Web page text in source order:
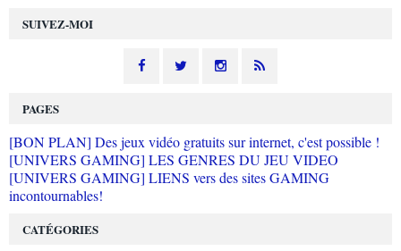
SUIVEZ-MOI
PAGES
[BON PLAN] Des jeux vidéo gratuits sur internet, c'est possible !
[UNIVERS GAMING] LES GENRES DU JEU VIDEO
[UNIVERS GAMING] LIENS vers des sites GAMING
incontournables!
CATÉGORIES